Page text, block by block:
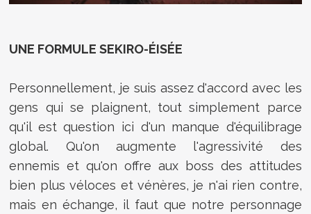
UNE FORMULE SEKIRO-ÉISÉE
Personnellement, je suis assez d'accord avec les
gens qui se plaignent, tout simplement parce
qu'il est question ici d'un manque d'équilibrage
global. Qu'on augmente l'agressivité des
ennemis et qu'on offre aux boss des attitudes
bien plus véloces et vénères, je n'ai rien contre,
mais en échange, il faut que notre personnage